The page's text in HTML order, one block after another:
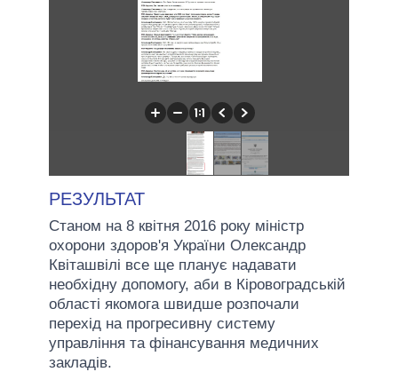
РЕЗУЛЬТАТ
Станом на 8 квітня 2016 року міністр
охорони здоров'я України Олександр
Квіташвілі все ще планує надавати
необхідну допомогу, аби в Кіровоградській
області якомога швидше розпочали
перехід на прогресивну систему
управління та фінансування медичних
закладів.